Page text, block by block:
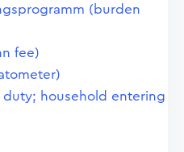
(burden
fee)
household entering